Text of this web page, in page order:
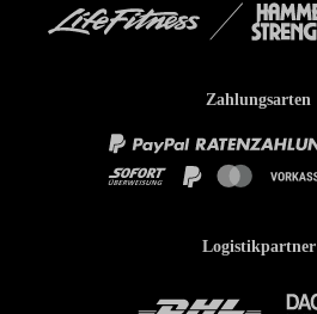
Zahlungsarten
Logistikpartner